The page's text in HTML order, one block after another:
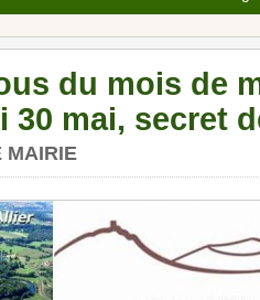
du mois de
30 mai, secret
MAIRIE